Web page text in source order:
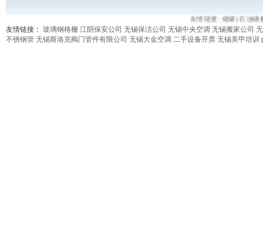
友情链接: 储罐|石油磺
友情链接： 玻璃钢格栅 江阴保安公司 无锡保洁公司 无锡中央空调 无锡搬家公司
不锈钢管 无锡斯洛克阀门管件有限公司 无锡大金空调 二手设备开票 无锡美甲培训